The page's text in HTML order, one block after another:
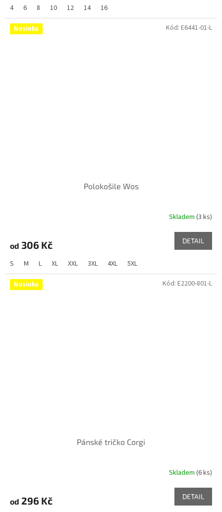
4 6 8 10 12 14 16
Novinka
Polokošile Wos
Skladem (3 ks)
od 306 Kč DETAIL
S M L XL XXL 3XL 4XL 5XL
Kód: E6441-01-L
Novinka
Pánské tričko Corgi
Skladem (6 ks)
od 296 Kč DETAIL
Kód: E2200-801-L